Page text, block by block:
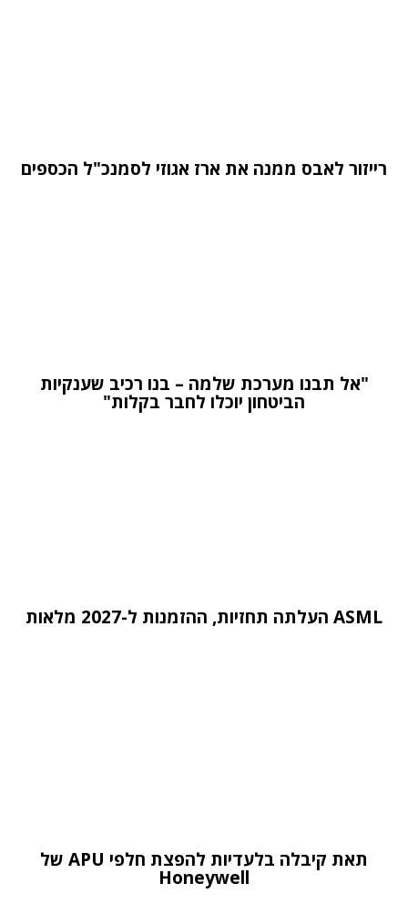
רייזור לאבס ממנה את ארז אגוזי לסמנכ"ל הכספים
"אל תבנו מערכת שלמה – בנו רכיב שענקיות
הביטחון יוכלו לחבר בקלות"
ASML העלתה תחזיות, ההזמנות ל-2027 מלאות
תאת קיבלה בלעדיות להפצת חלפי APU של
Honeywell